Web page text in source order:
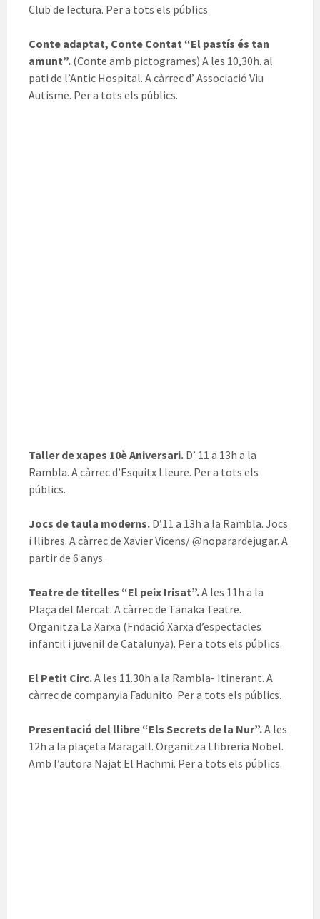
Club de lectura. Per a tots els públics
Conte adaptat, Conte Contat “El pastís és tan
amunt”. (Conte amb pictogrames) A les 10,30h. al
pati de l’Antic Hospital. A càrrec d’ Associació Viu
Autisme. Per a tots els públics.
Taller de xapes 10è Aniversari. D’ 11 a 13h a la
Rambla. A càrrec d’Esquitx Lleure. Per a tots els
públics.
Jocs de taula moderns. D’11 a 13h a la Rambla. Jocs
i llibres. A càrrec de Xavier Vicens/ @noparardejugar. A
partir de 6 anys.
Teatre de titelles “El peix Irisat”.A les 11h a la
Plaça del Mercat. A càrrec de Tanaka Teatre.
Organitza La Xarxa (Fndació Xarxa d’espectacles
infantil i juvenil de Catalunya). Per a tots els públics.
El Petit Circ.A les 11.30h a la Rambla- Itinerant. A
càrrec de companyia Fadunito. Per a tots els públics.
Presentació del llibre “Els Secrets de la Nur”.A les
12h a la plaçeta Maragall. Organitza Llibreria Nobel.
Amb l’autora Najat El Hachmi. Per a tots els públics.